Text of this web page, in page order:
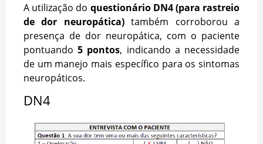
A utilização do questionário DN4 (para rastreio
de dor neuropática)também corroborou a
presença de dor neuropática, com o paciente
pontuando5 pontos, indicando a necessidade
de um manejo mais específico para os sintomas
neuropáticos.
DN4